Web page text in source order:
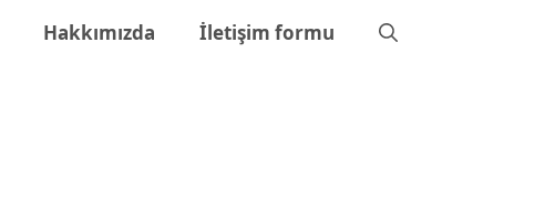
Hakkımızda İletişim formu